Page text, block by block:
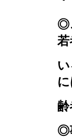
◎
若
◎